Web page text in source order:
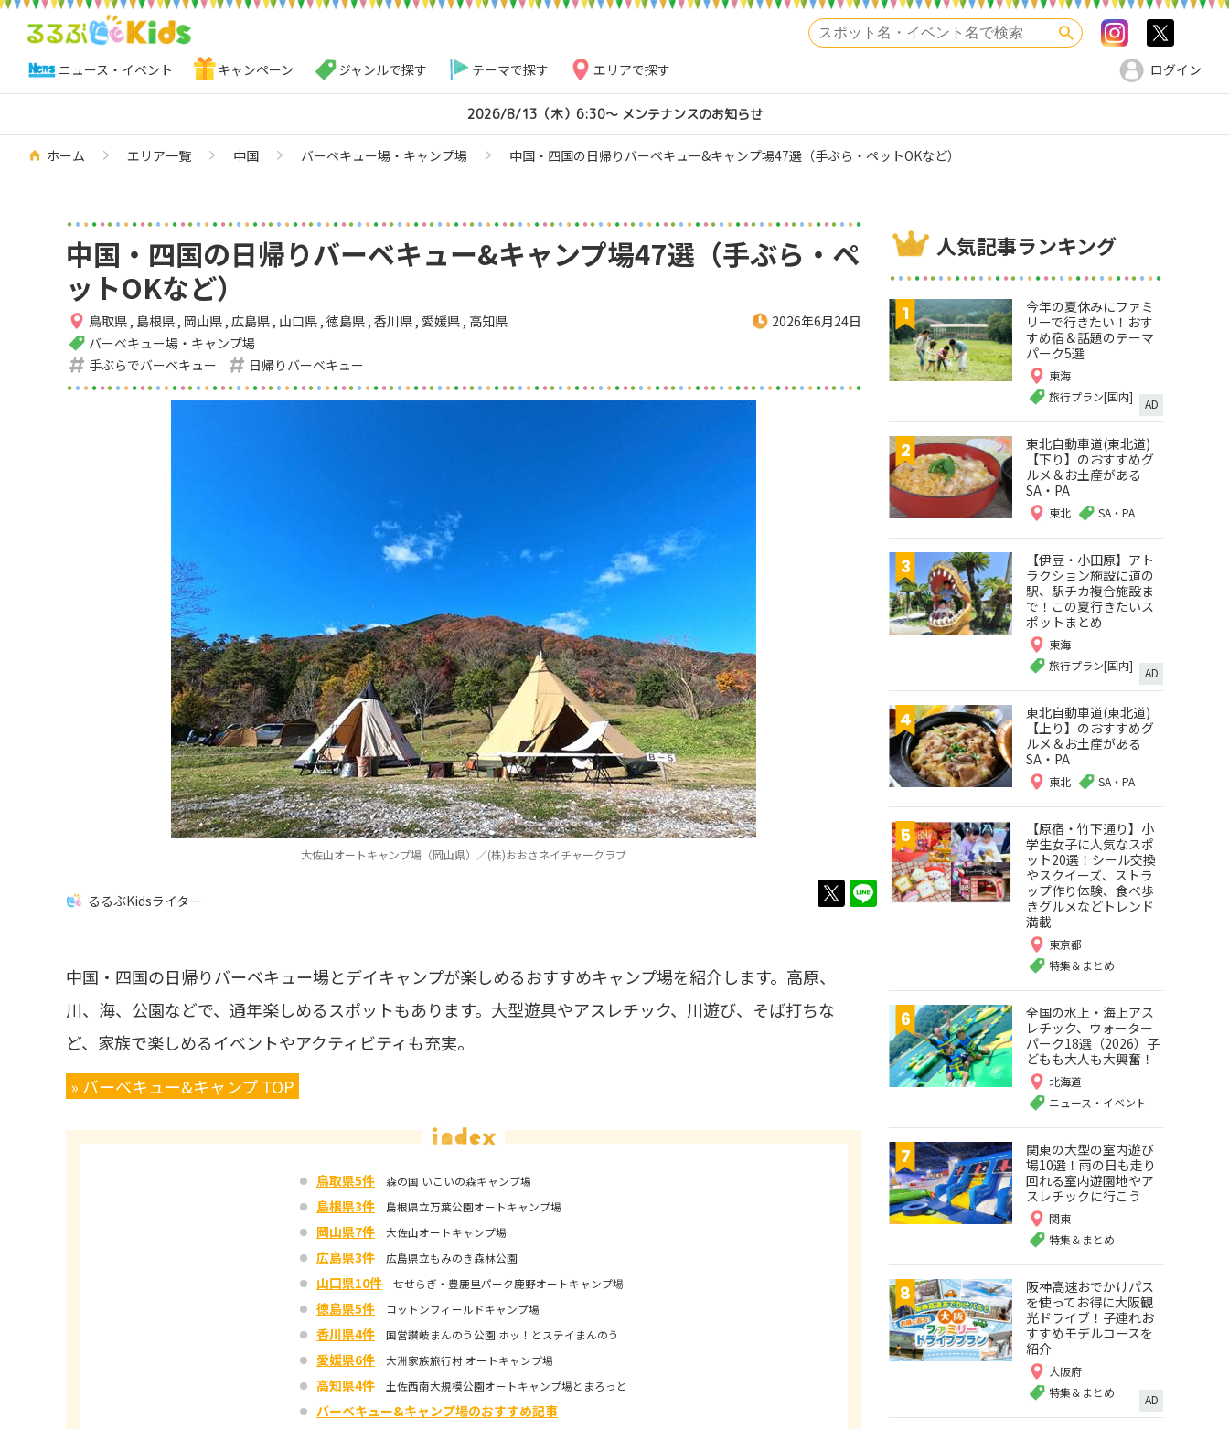
検索 Instagram
ニュース・イベント キャンペーン ジャンルで探す テーマで探す エリアで探す ログイン
2026/8/13（木）6:30～ メンテナンスのお知らせ
ホーム エリア一覧 中国 バーベキュー場・キャンプ場 中国・四国の日帰りバーベキュー&キャンプ場47選（手ぶら・ペットOKなど）
中国・四国の日帰りバーベキュー&キャンプ場47選（手ぶら・ペ
ットOKなど）
鳥取県 , 島根県 , 岡山県 , 広島県 , 山口県 , 徳島県 , 香川県 , 愛媛県 , 高知県
バーベキュー場・キャンプ場
2026年6月24日
手ぶらでバーベキュー 日帰りバーベキュー
大佐山オートキャンプ場（岡山県）／(株)おおさネイチャークラブ
るるぶKidsライター twitterLINE
中国・四国の日帰りバーベキュー場とデイキャンプが楽しめるおすすめキャンプ場を紹介します。高原、
川、海、公園などで、通年楽しめるスポットもあります。大型遊具やアスレチック、川遊び、そば打ちな
ど、家族で楽しめるイベントやアクティビティも充実。
» バーベキュー&キャンプ TOP
鳥取県5件 森の国 いこいの森キャンプ場
島根県3件 島根県立万葉公園オートキャンプ場
岡山県7件 大佐山オートキャンプ場
広島県3件 広島県立もみのき森林公園
山口県10件 せせらぎ・豊鹿里パーク鹿野オートキャンプ場
徳島県5件 コットンフィールドキャンプ場
香川県4件 国営讃岐まんのう公園 ホッ！とステイまんのう
愛媛県6件 大洲家族旅行村 オートキャンプ場
高知県4件 土佐西南大規模公園オートキャンプ場とまろっと
バーベキュー&キャンプ場のおすすめ記事
人気記事ランキング
今年の夏休みにファミ
リーで行きたい！おす
すめ宿＆話題のテーマ
パーク5選
東海
旅行プラン[国内]
AD
東北自動車道(東北道)
【下り】のおすすめグ
ルメ＆お土産がある
SA・PA
東北 SA・PA
【伊豆・小田原】アト
ラクション施設に道の
駅、駅チカ複合施設ま
で！この夏行きたいス
ポットまとめ
東海
旅行プラン[国内]
AD
東北自動車道(東北道)
【上り】のおすすめグ
ルメ＆お土産がある
SA・PA
東北 SA・PA
【原宿・竹下通り】小
学生女子に人気なスポ
ット20選！シール交換
やスクイーズ、ストラ
ップ作り体験、食べ歩
きグルメなどトレンド
満載
東京都
特集＆まとめ
全国の水上・海上アス
レチック、ウォーター
パーク18選（2026）子
どもも大人も大興奮！
北海道
ニュース・イベント
関東の大型の室内遊び
場10選！雨の日も走り
回れる室内遊園地やア
スレチックに行こう
関東
特集＆まとめ
阪神高速おでかけパス
を使ってお得に大阪観
光ドライブ！子連れお
すすめモデルコースを
紹介
大阪府
特集＆まとめ
AD